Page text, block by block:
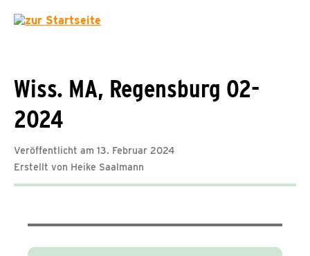
Wiss. MA, Regensburg 02-
2024
Veröffentlicht am 13. Februar 2024
Erstellt von Heike Saalmann